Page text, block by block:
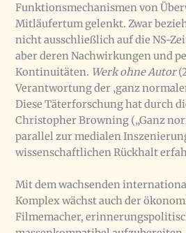
Funktionsmechanismen von
Mitläufertum gelenkt. Zwar
nicht ausschließlich auf die NS-
aber deren Nachwirkungen und
Kontinuitäten. Werk ohne Autor
Verantwortung der ‚ganz
Diese Täterforschung hat durch
Christopher Browning („Ganz
parallel zur medialen
wissenschaftlichen Rückhalt
Mit dem wachsenden
Komplex wächst auch der
Filmemacher,